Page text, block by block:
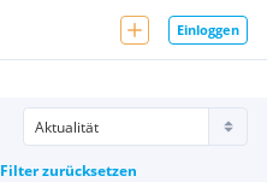
Einloggen
Filter zurücksetzen